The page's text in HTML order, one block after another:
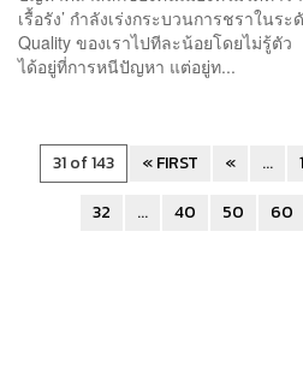
เรื้อรัง’ กำลังเร่งกระบวนการชราในร
Quality ของเราไปทีละน้อยโดยไม่รู้ตั
ได้อยู่ที่การหนีปัญหา แต่อยู่ท...
31 of 143 « FIRST « ...
32
... 40 50 60